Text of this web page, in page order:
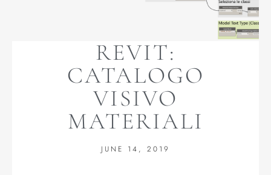
REVIT:
CATALOGO
VISIVO
MATERIALI
JUNE 14, 2019